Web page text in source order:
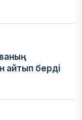
айтып берді